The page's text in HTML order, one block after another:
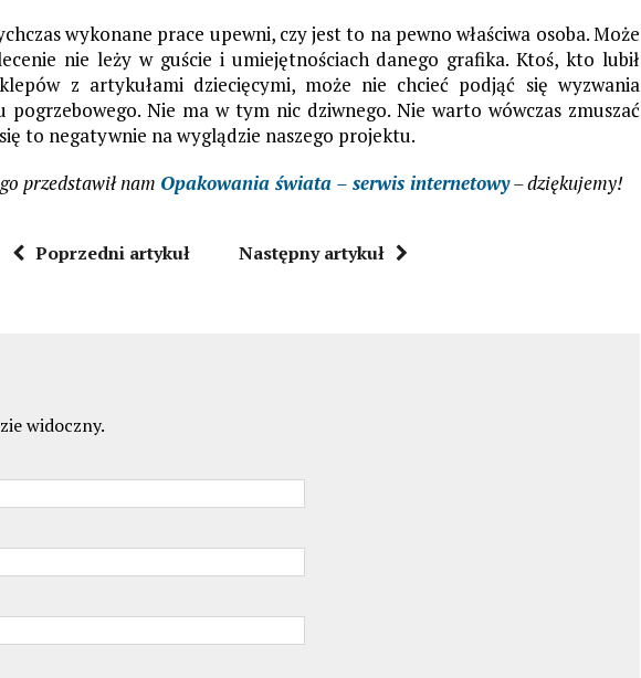
wykonane prace upewni, czy jest to na pewno właściwa osoba. Może
nie leży w guście i umiejętnościach danego grafika. Ktoś, kto lubił
z artykułami dziecięcymi, może nie chcieć podjąć się wyzwania
Nie ma w tym nic dziwnego. Nie warto wówczas zmuszać
to negatywnie na wyglądzie naszego projektu.
przedstawił nam Opakowania świata – serwis internetowy– dziękujemy!
Poprzedni artykuł Następny artykuł
widoczny.